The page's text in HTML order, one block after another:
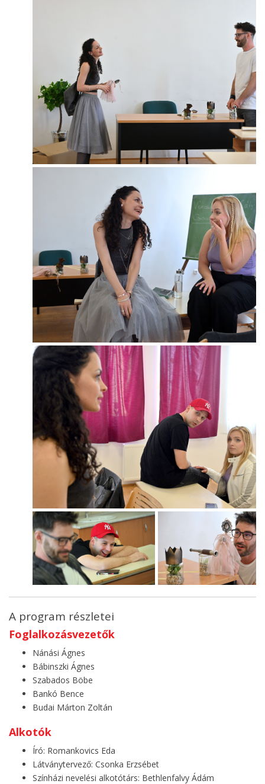
A program részletei
Foglalkozásvezetők
Nánási Ágnes
Bábinszki Ágnes
Szabados Böbe
Bankó Bence
Budai Márton Zoltán
Alkotók
Író: Romankovics Eda
Látványtervező: Csonka Erzsébet
Színházi nevelési alkotótárs: Bethlenfalvy Ádám